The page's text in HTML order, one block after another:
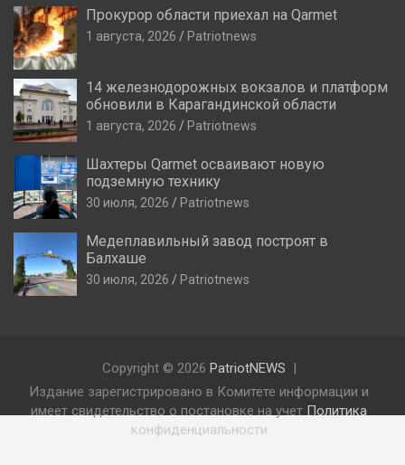
Прокурор области приехал на Qarmet
1 августа, 2026 Patriotnews
14 железнодорожных вокзалов и платформ
обновили в Карагандинской области
1 августа, 2026 Patriotnews
Шахтеры Qarmet осваивают новую
подземную технику
30 июля, 2026 Patriotnews
Медеплавильный завод построят в
Балхаше
30 июля, 2026 Patriotnews
Copyright © 2026 PatriotNEWS
Издание зарегистрировано в Комитете информации и
имеет свидетельство о постановке на учет Политика
конфиденциальности